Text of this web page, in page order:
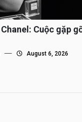
Cuộc gặp
August 6, 2026